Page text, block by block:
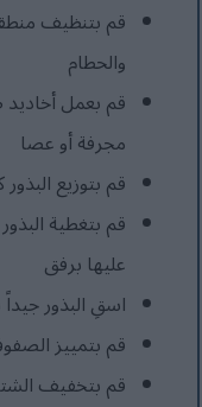
قم بتنظيف
والحطام
قم بعمل
مجرفة أو عصا
قم بتوزيع
قم بتغطية
عليها برفق
اسقِ البذور
قم بتمييز
قم بتخفيف